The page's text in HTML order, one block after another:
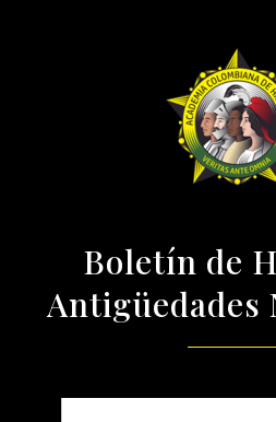
Boletín de
Antigüedades